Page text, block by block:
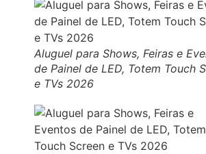
Aluguel para Shows, Feiras e
de Painel de LED, Totem Touch
e TVs 2026